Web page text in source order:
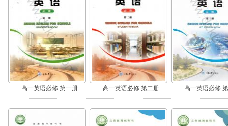
高一英语必修 第一册 高一英语必修 第二册 高一英语必修